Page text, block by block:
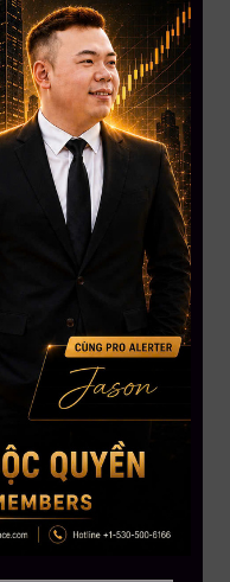
định đúng – nếu bạn
Có Chiến Lược
ngay hôm nay tại
dẫn từ A-Z để hiểu thị
hàng triệu người Việt